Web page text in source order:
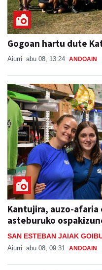
Gogoan hartu dute
Aiurri abu 08, 13:24 ANDOAIN
Kantujira, auzo-
asteburuko
SAN ESTEBAN JAIAK
Aiurri abu 08, 09:31 ANDOAIN